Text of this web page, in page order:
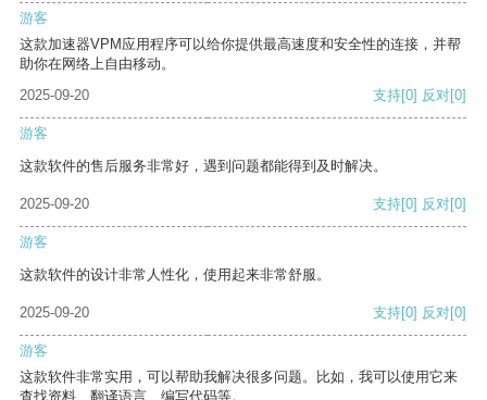
游客
这款加速器VPM应用程序可以给你提供最高速度和安全性的连接，并帮
助你在网络上自由移动。
2025-09-20
支持[0] 反对[0]
游客
这款软件的售后服务非常好，遇到问题都能得到及时解决。
2025-09-20 支持[0] 反对[0]
游客
这款软件的设计非常人性化，使用起来非常舒服。
2025-09-20 支持[0] 反对[0]
游客
这款软件非常实用，可以帮助我解决很多问题。比如，我可以使用它来
查找资料、翻译语言、编写代码等。